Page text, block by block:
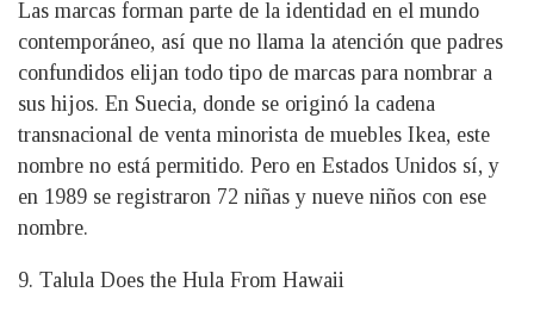
Las marcas forman parte de la identidad en el mundo
contemporáneo, así que no llama la atención que padres
confundidos elijan todo tipo de marcas para nombrar a
sus hijos. En Suecia, donde se originó la cadena
transnacional de venta minorista de muebles Ikea, este
nombre no está permitido. Pero en Estados Unidos sí, y
en 1989 se registraron 72 niñas y nueve niños con ese
nombre.
9. Talula Does the Hula From Hawaii